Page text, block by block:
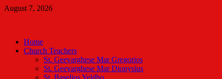
Skip
August 7, 2026
Home
Church Teachers
St. Geevarghese Mar Gregorios
St. Geevarghese Mar Dionysius
St. Baselios Yeldho